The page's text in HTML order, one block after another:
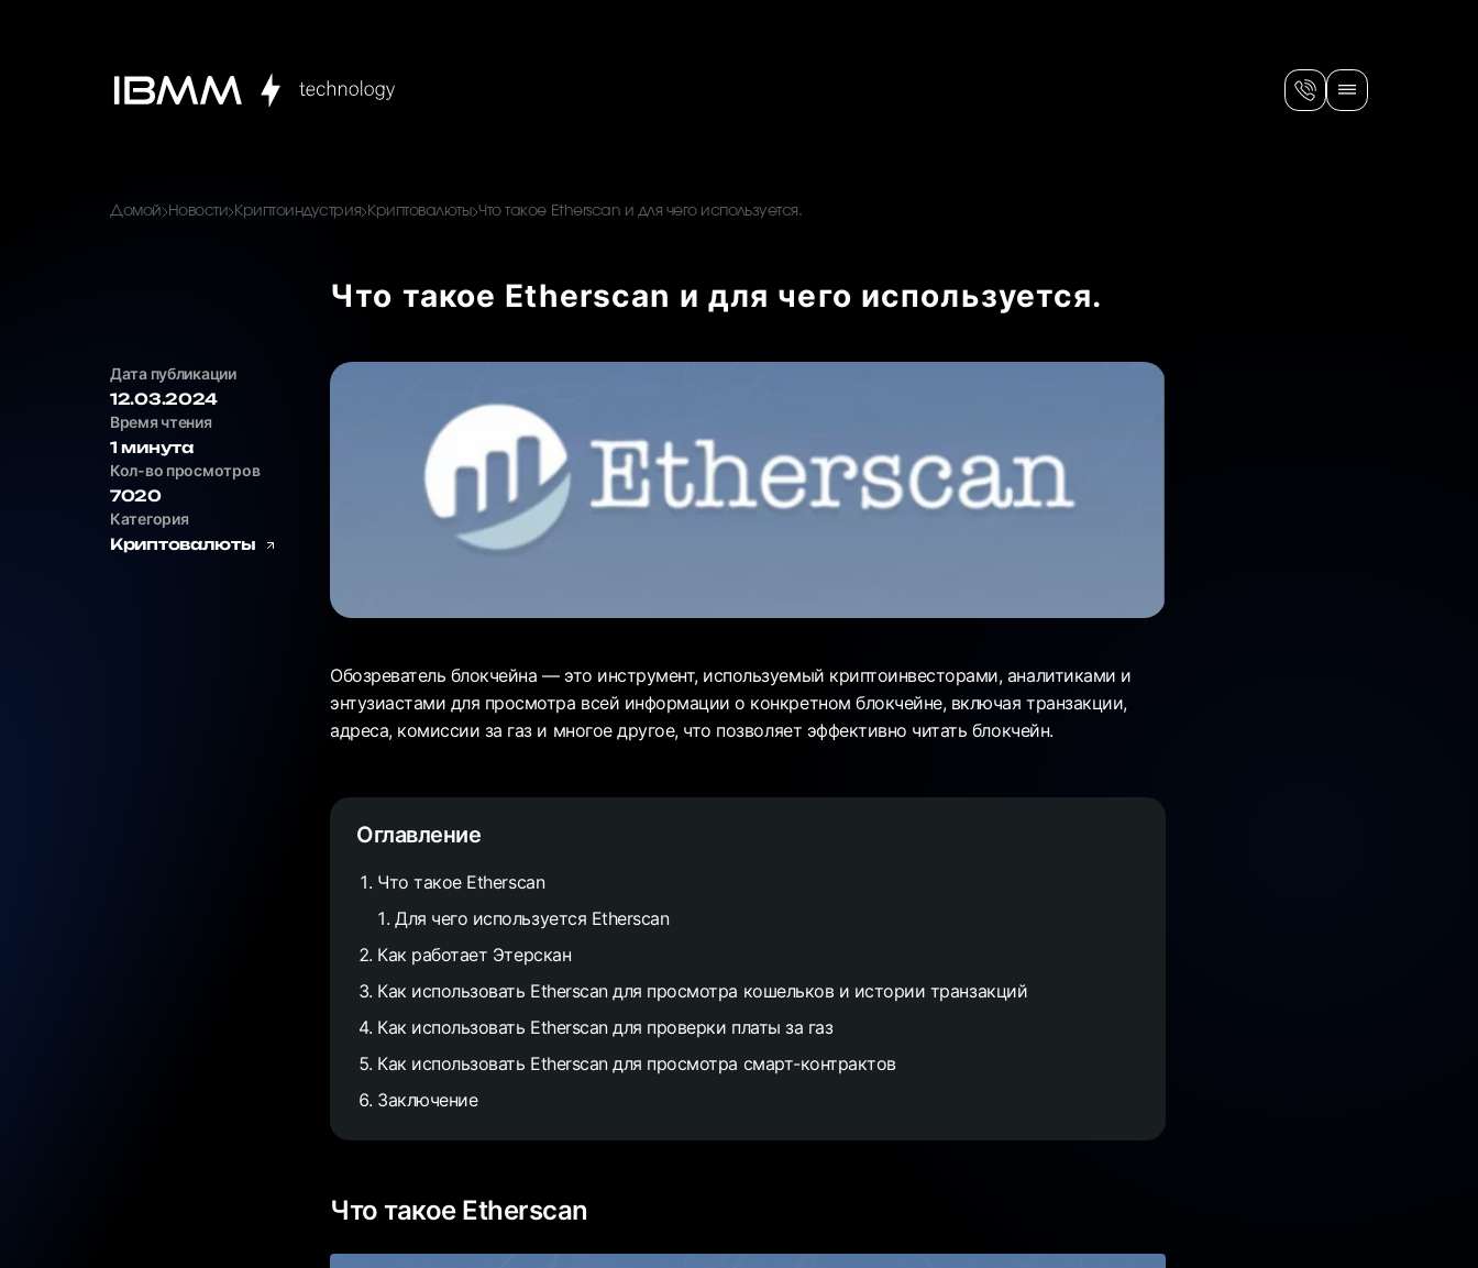
Домой Новости Криптоиндустрия Криптовалюты Что такое Etherscan и для чего используется.
Что такое Etherscan и для чего используется.
Дата публикации
12.03.2024
Время чтения
1 минута
Кол-во просмотров
7020
Категория
Криптовалюты
Обозреватель блокчейна — это инструмент, используемый криптоинвесторами, аналитиками и
энтузиастами для просмотра всей информации о конкретном блокчейне, включая транзакции,
адреса, комиссии за газ и многое другое, что позволяет эффективно читать блокчейн.
Оглавление
Что такое Etherscan
Для чего используется Etherscan
Как работает Этерскан
Как использовать Etherscan для просмотра кошельков и истории транзакций
Как использовать Etherscan для проверки платы за газ
Как использовать Etherscan для просмотра смарт-контрактов
Заключение
Что такое Etherscan